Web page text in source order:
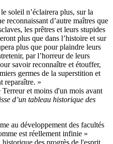
soleil n’éclairera plus, sur la
reconnaissant d’autre maîtres que
les prêtres et leurs stupides
plus que dans l’histoire et sur
plus que pour plaindre leurs
par l’horreur de leurs
savoir reconnaître et étouffer,
germes de la superstition et
reparaître. »
et moins d'un mois avant
d’un tableau historique des
au développement des facultés
est réellement infinie »
des progrès de l'esprit